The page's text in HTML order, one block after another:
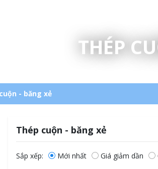
THÉP
- băng xẻ
Thép cuộn - băng xẻ
Sắp xếp: Mới nhất Giá giảm dần